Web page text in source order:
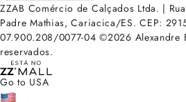
ZZAB Comércio de Calçados Ltda. |
Padre Mathias, Cariacica/ES. CEP:
07.900.208/0077-04 ©2026 Alexandre
reservados.
Go to USA